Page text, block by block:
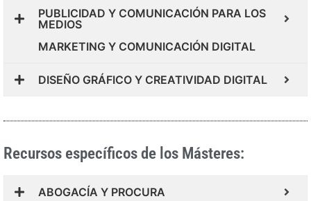
PUBLICIDAD Y COMUNICACIÓN PARA LOS
MEDIOS
MARKETING Y COMUNICACIÓN DIGITAL
DISEÑO GRÁFICO Y CREATIVIDAD DIGITAL
Recursos específicos de los Másteres:
ABOGACÍA Y PROCURA